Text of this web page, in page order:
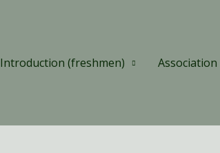
Introduction (freshmen) Association